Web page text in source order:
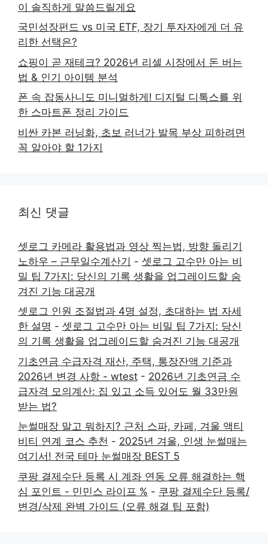
이 솔직하게 말씀드릴게요
국민성장펀드 vs 미국 ETF, 장기 투자자에게 더 유
리한 선택은?
쇼핑이 곧 재테크? 2026년 리셀 시장에서 돈 버는
법 & 인기 아이템 분석
폰 속 잡동사니도 미니멀하게! 디지털 디톡스를 위
한 스마트폰 정리 가이드
비싼 카본 러닝화, 초보 러너가 발목 부상 피하려면
꼭 알아야 할 1가지
최신 댓글
셋로그 카메라 활용법과 영상 찍는법, 방향 돌리기
노하우 – 근무일수계산기 - 셋로그 고수만 아는 비
밀 팁 7가지: 당신의 기록 생활을 업그레이드할 숨
겨진 기능 대공개
셋로그 인원 조절법과 4명 설정, 초대하는 법 자세
한 설명 - 셋로그 고수만 아는 비밀 팁 7가지: 당신
의 기록 생활을 업그레이드할 숨겨진 기능 대공개
기초연금 수급자격 재산, 주택, 통장잔액 기준과
2026년 변경 사항 - wtest - 2026년 기초연금 수
급자격 모의계산: 집 있고 소득 있어도 월 33만원
받는 법?
눈썰매장 말고 뭐하지? 근처 스파, 카페, 겨울 액티
비티 연계 코스 추천 - 2025년 겨울, 인생 눈썰매는
여기서! 전국 테마 눈썰매장 BEST 5
쿠팡 결제수단 등록 시 계좌 연동 오류 해결하는 핵
심 포인트 - 민민스 라이프 % - 쿠팡 결제수단 등록/
변경/삭제 완벽 가이드 (오류 해결 팁 포함)